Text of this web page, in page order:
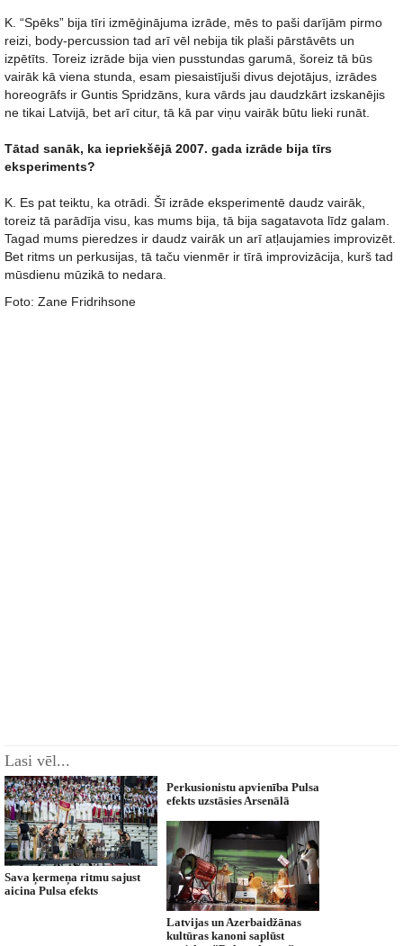
K. “Spēks” bija tīri izmēģinājuma izrāde, mēs to paši darījām pirmo
reizi, body-percussion tad arī vēl nebija tik plaši pārstāvēts un
izpētīts. Toreiz izrāde bija vien pusstundas garumā, šoreiz tā būs
vairāk kā viena stunda, esam piesaistījuši divus dejotājus, izrādes
horeogrāfs ir Guntis Spridzāns, kura vārds jau daudzkārt izskanējis
ne tikai Latvijā, bet arī citur, tā kā par viņu vairāk būtu lieki runāt.
Tātad sanāk, ka iepriekšējā 2007. gada izrāde bija tīrs
eksperiments?
K. Es pat teiktu, ka otrādi. Šī izrāde eksperimentē daudz vairāk,
toreiz tā parādīja visu, kas mums bija, tā bija sagatavota līdz galam.
Tagad mums pieredzes ir daudz vairāk un arī atļaujamies improvizēt.
Bet ritms un perkusijas, tā taču vienmēr ir tīrā improvizācija, kurš tad
mūsdienu mūzikā to nedara.
Foto: Zane Fridrihsone
Lasi vēl...
Sava ķermeņa ritmu sajust
aicina Pulsa efekts
Perkusionistu apvienība Pulsa
efekts uzstāsies Arsenālā
Latvijas un Azerbaidžānas
kultūras kanoni saplūst